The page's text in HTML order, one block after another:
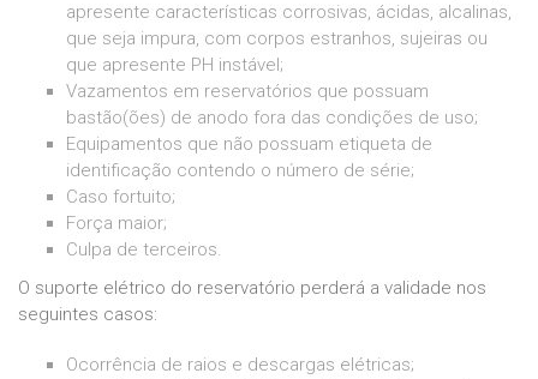
apresente características corrosivas, ácidas, alcalinas,
que seja impura, com corpos estranhos, sujeiras ou
que apresente PH instável;
Vazamentos em reservatórios que possuam
bastão(ões) de anodo fora das condições de uso;
Equipamentos que não possuam etiqueta de
identificação contendo o número de série;
Caso fortuito;
Força maior;
Culpa de terceiros.
O suporte elétrico do reservatório perderá a validade nos
seguintes casos:
Ocorrência de raios e descargas elétricas;